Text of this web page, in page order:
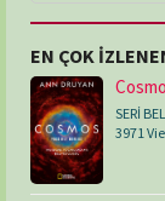
EN ÇOK
SERİ
3971